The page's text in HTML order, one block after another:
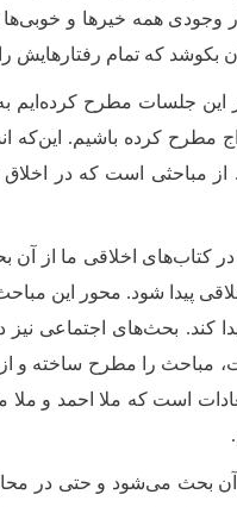
وجودی همه خیرها و
که تمام رفتارهایش
جلسات مطرح
کرده باشیم. این‌که
و... از مباحثی است که در
کتاب‌های اخلاقی ما از
پیدا شود. محور این
کند. بحث‌های اجتماعی
مباحث را مطرح ساخته
است که ملا احمد و ملا
آن بحث می‌شود و حتی در